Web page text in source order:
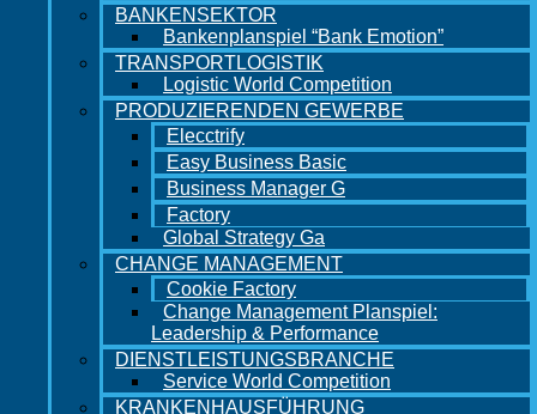
BANKENSEKTOR
Bankenplanspiel “Bank Emotion”
TRANSPORTLOGISTIK
Logistic World Competition
PRODUZIERENDEN GEWERBE
Elecctrify
Easy Business Basic
Business Manager G
Factory
Global Strategy Ga
CHANGE MANAGEMENT
Cookie Factory
Change Management Planspiel:
Leadership & Performance
DIENSTLEISTUNGSBRANCHE
Service World Competition
KRANKENHAUSFÜHRUNG